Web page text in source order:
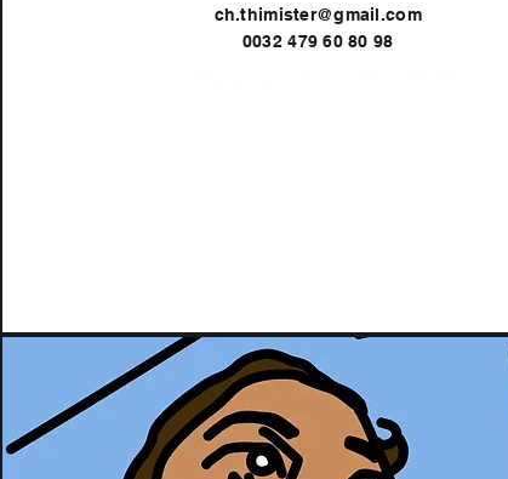
ch.thimister@gmail.com
0032 479 60 80 98